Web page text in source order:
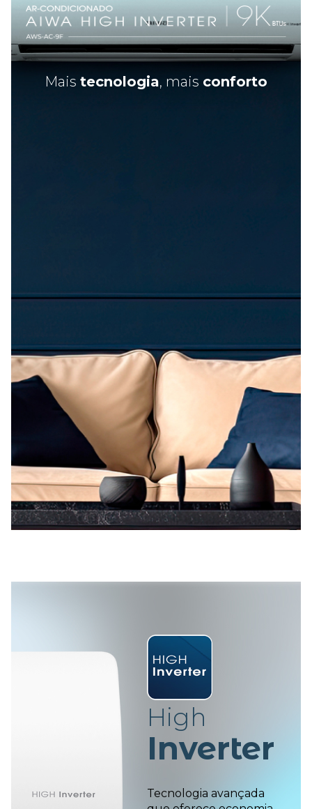
Mais tecnologia, mais conforto
High
Inverter
Tecnologia avançada